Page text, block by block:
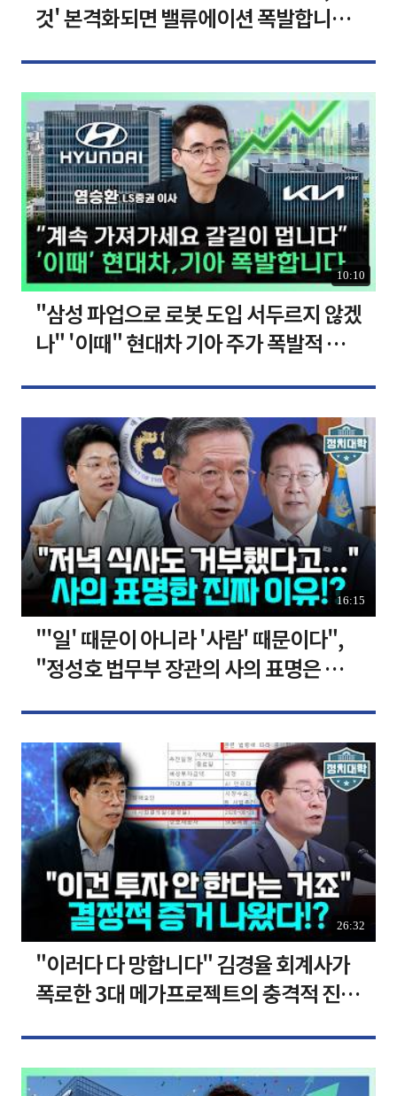
것' 본격화되면 밸류에이션 폭발합니다
10:10
"삼성 파업으로 로봇 도입 서두르지 않겠
나" '이때" 현대차 기아 주가 폭발적 성
16:15
"'일' 때문이 아니라 '사람' 때문이다",
"정성호 법무부 장관의 사의 표명은 이재
26:32
"이러다 다 망합니다" 김경율 회계사가
폭로한 3대 메가프로젝트의 충격적 진실